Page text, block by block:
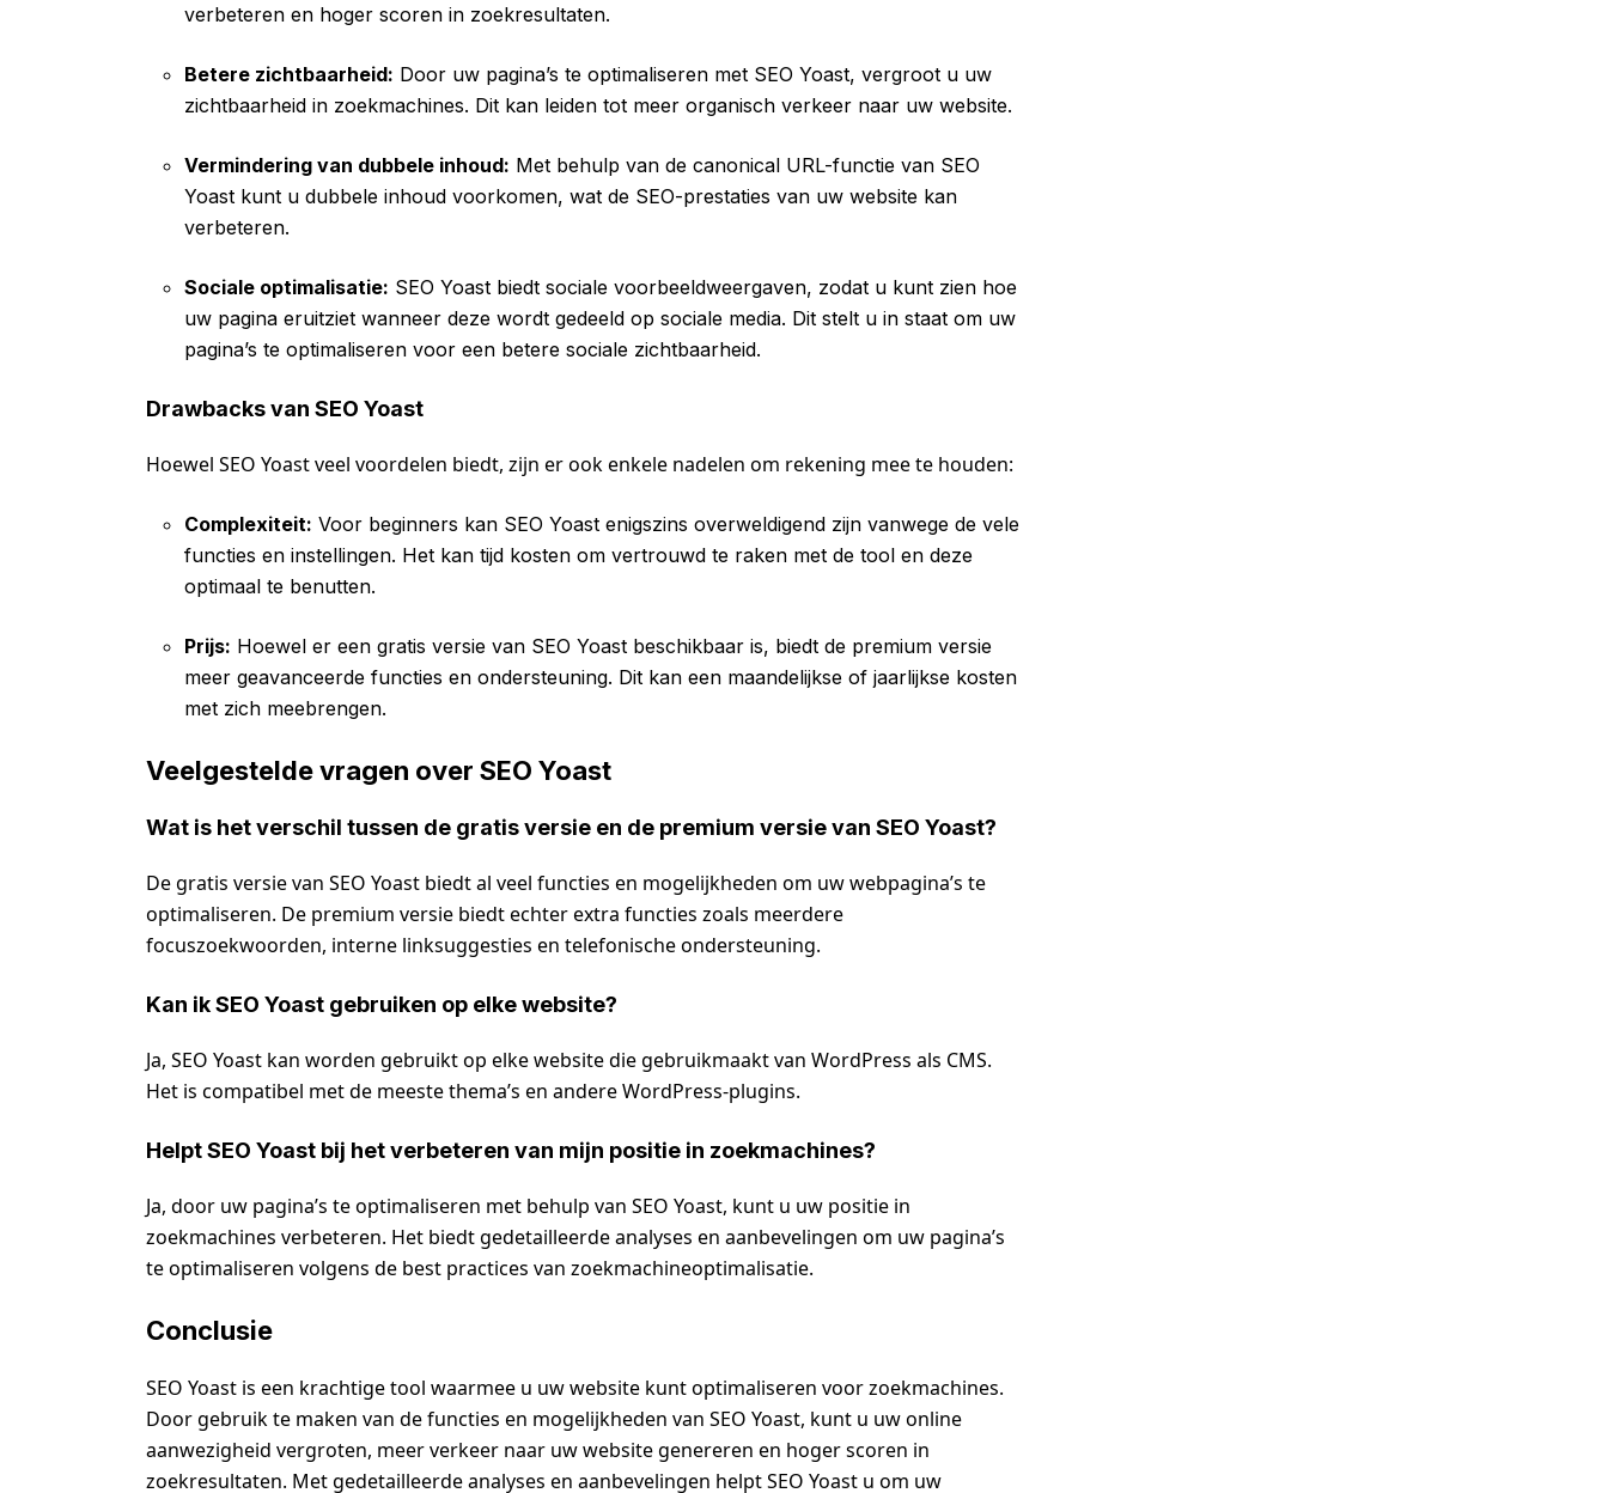
verbeteren en hoger scoren in zoekresultaten.
Betere zichtbaarheid: Door uw pagina’s te optimaliseren met SEO Yoast, vergroot u uw
zichtbaarheid in zoekmachines. Dit kan leiden tot meer organisch verkeer naar uw website.
Vermindering van dubbele inhoud: Met behulp van de canonical URL-functie van SEO
Yoast kunt u dubbele inhoud voorkomen, wat de SEO-prestaties van uw website kan
verbeteren.
Sociale optimalisatie: SEO Yoast biedt sociale voorbeeldweergaven, zodat u kunt zien hoe
uw pagina eruitziet wanneer deze wordt gedeeld op sociale media. Dit stelt u in staat om uw
pagina’s te optimaliseren voor een betere sociale zichtbaarheid.
Drawbacks van SEO Yoast
Hoewel SEO Yoast veel voordelen biedt, zijn er ook enkele nadelen om rekening mee te houden:
Complexiteit: Voor beginners kan SEO Yoast enigszins overweldigend zijn vanwege de vele
functies en instellingen. Het kan tijd kosten om vertrouwd te raken met de tool en deze
optimaal te benutten.
Prijs: Hoewel er een gratis versie van SEO Yoast beschikbaar is, biedt de premium versie
meer geavanceerde functies en ondersteuning. Dit kan een maandelijkse of jaarlijkse kosten
met zich meebrengen.
Veelgestelde vragen over SEO Yoast
Wat is het verschil tussen de gratis versie en de premium versie van SEO Yoast?
De gratis versie van SEO Yoast biedt al veel functies en mogelijkheden om uw webpagina’s te
optimaliseren. De premium versie biedt echter extra functies zoals meerdere
focuszoekwoorden, interne linksuggesties en telefonische ondersteuning.
Kan ik SEO Yoast gebruiken op elke website?
Ja, SEO Yoast kan worden gebruikt op elke website die gebruikmaakt van WordPress als CMS.
Het is compatibel met de meeste thema’s en andere WordPress-plugins.
Helpt SEO Yoast bij het verbeteren van mijn positie in zoekmachines?
Ja, door uw pagina’s te optimaliseren met behulp van SEO Yoast, kunt u uw positie in
zoekmachines verbeteren. Het biedt gedetailleerde analyses en aanbevelingen om uw pagina’s
te optimaliseren volgens de best practices van zoekmachineoptimalisatie.
Conclusie
SEO Yoast is een krachtige tool waarmee u uw website kunt optimaliseren voor zoekmachines.
Door gebruik te maken van de functies en mogelijkheden van SEO Yoast, kunt u uw online
aanwezigheid vergroten, meer verkeer naar uw website genereren en hoger scoren in
zoekresultaten. Met gedetailleerde analyses en aanbevelingen helpt SEO Yoast u om uw